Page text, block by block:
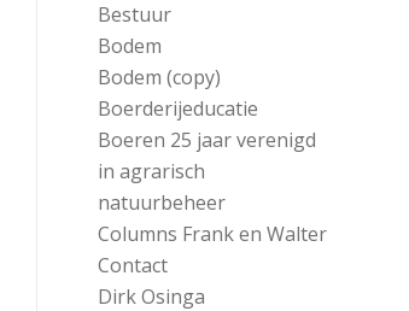
Bestuur
Bodem
Bodem (copy)
Boerderijeducatie
Boeren 25 jaar verenigd
in agrarisch
natuurbeheer
Columns Frank en Walter
Contact
Dirk Osinga